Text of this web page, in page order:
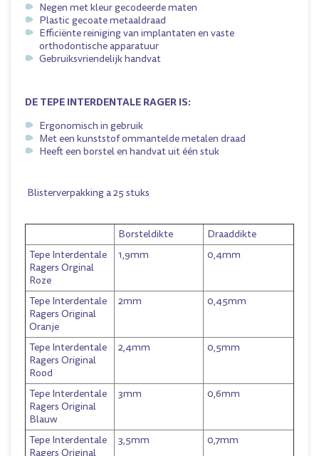
Negen met kleur gecodeerde maten
Plastic gecoate metaaldraad
Efficiënte reiniging van implantaten en vaste
orthodontische apparatuur
Gebruiksvriendelijk handvat
DE TEPE INTERDENTALE RAGER IS:
Ergonomisch in gebruik
Met een kunststof ommantelde metalen draad
Heeft een borstel en handvat uit één stuk
Blisterverpakking a 25 stuks
Borsteldikte
Draaddikte
Tepe Interdentale
Ragers Orginal
Roze
1,9mm 0,4mm
Tepe Interdentale
Ragers Original
Oranje
2mm 0,45mm
Tepe Interdentale
Ragers Original
Rood
2,4mm 0,5mm
Tepe Interdentale
Ragers Original
Blauw
3mm 0,6mm
Tepe Interdentale
Ragers Original
3,5mm 0,7mm